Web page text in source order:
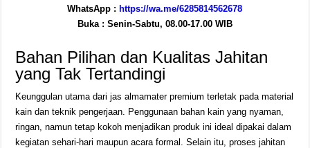
WhatsApp : https://wa.me/6285814562678
Buka : Senin-Sabtu, 08.00-17.00 WIB
Bahan Pilihan dan Kualitas Jahitan
yang Tak Tertandingi
Keunggulan utama dari jas almamater premium terletak pada material
kain dan teknik pengerjaan. Penggunaan bahan kain yang nyaman,
ringan, namun tetap kokoh menjadikan produk ini ideal dipakai dalam
kegiatan sehari-hari maupun acara formal. Selain itu, proses jahitan